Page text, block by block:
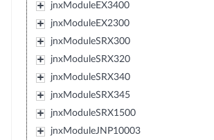
jnxModuleEX3400
jnxModuleEX2300
jnxModuleSRX300
jnxModuleSRX320
jnxModuleSRX340
jnxModuleSRX345
jnxModuleSRX1500
jnxModuleJNP10003